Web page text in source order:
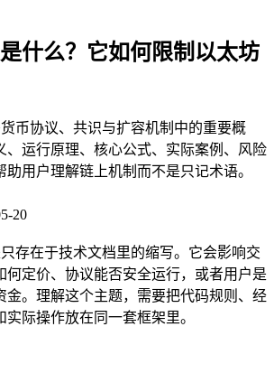
什么？它如何限制以太坊
币协议、共识与扩容机制中的重要概
、运行原理、核心公式、实际案例、风险
用户理解链上机制而不是只记术语。
20
存在于技术文档里的缩写。它会影响交
何定价、协议能否安全运行，或者用户是
金。理解这个主题，需要把代码规则、经
际操作放在同一套框架里。